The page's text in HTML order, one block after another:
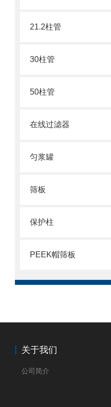
21.2柱管
30柱管
50柱管
在线过滤器
匀浆罐
筛板
保护柱
PEEK帽筛板
关于我们
公司简介